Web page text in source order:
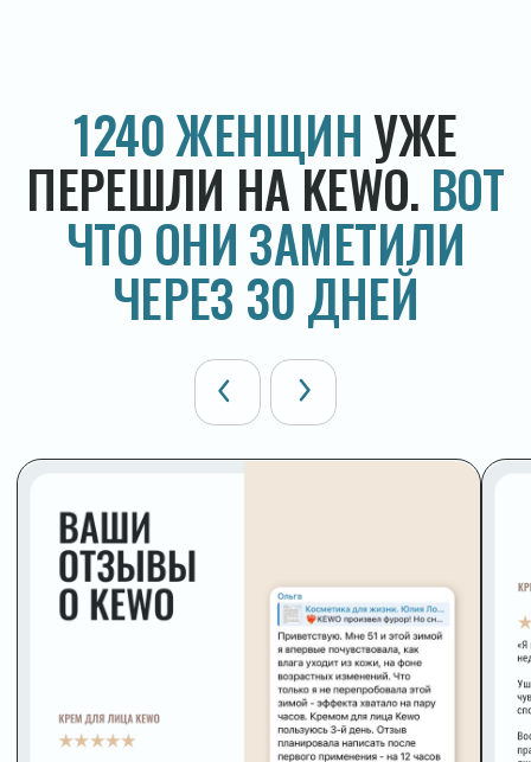
Каждая позиция промаркирована в Честном знаке —
вся информация прозрачна.
Продукция не тестируется на животных.
Все флаконы перерабатываются, не используем
Не бот, не автоответ. Специалист ответит на вопрос
о составе, поможет выбрать продукт под ваш тип кожи.
Отдел заботы — живые люди
доставка занимает 1 день — это быстрее большинства
маркетплейсов. Если заказ оформлен до 14:00 — уже
Каждый продукт, даже шампунь, пенка и бальзам для губ,
находятся в индивидуальной коробке с контролем
вскрытия. Это гарантирует их чистоту и позволяет быть
Контроль вскрытия